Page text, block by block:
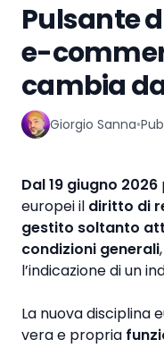
Pulsante
e-
cambia
Giorgio Sanna•
▶
Dal 19 giugno 2026
europei il diritto di
gestito soltanto
condizioni generali
l’indicazione di un
La nuova disciplina
vera e propria